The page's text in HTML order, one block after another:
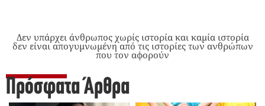
Δεν υπάρχει άνθρωπος χωρίς ιστορία και καμία ιστορία
δεν είναι απογυμνωμένη από τις ιστορίες των ανθρώπων
που τον αφορούν
Πρόσφατα Άρθρα